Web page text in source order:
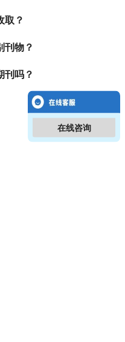
取？
刊物？
刊吗？
在线咨询